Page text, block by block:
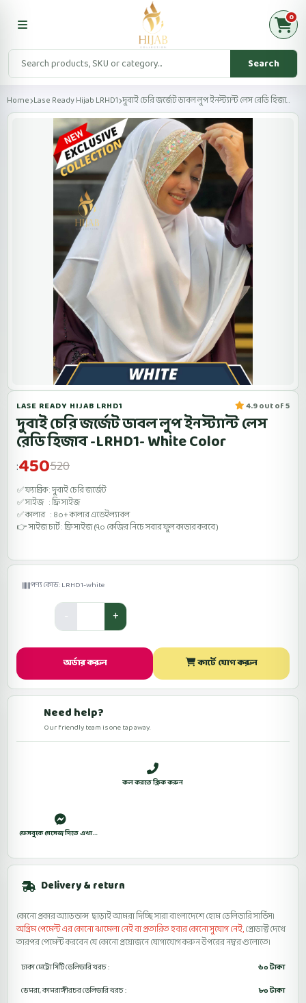
Search
0
Home Lase Ready Hijab LRHD1 দুবাই চেরি জর্জেট ডাবল লুপ ইনস্ট্যান্ট লেস রেডি হিজা...
LASE READY HIJAB LRHD1 4.9 out of 5
দুবাই চেরি জর্জেট ডাবল লুপ ইনস্ট্যান্ট লেস
রেডি হিজাব -LRHD1- White Color
:450520
✅ ফ্যাব্রিক : দুবাই চেরি জর্জেট
✅ সাইজ : ফ্রি সাইজ
✅ কালার : ৪০+ কালার এভেইল্যাবল
👉 সাইজ চার্ট : ফ্রি সাইজ (৭০ কেজির নিচে সবার ফুল কাভার করবে )
পণ্য কোড: LRHD1-white
অর্ডার করুন কার্টে যোগ করুন
Need help?
Our friendly team is one tap away.
কল করতে ক্লিক করুন
ফেসবুকে মেসেজ দিতে এখানে ক্লিক করুন।
Delivery & return
কোনো প্রকার অ্যাডভান্স ছাড়াই আমরা দিচ্ছি সারা বাংলাদেশে হোম ডেলিভারি সার্ভিস।
অগ্রিম পেমেন্ট এর কোনো ঝামেলা নেই বা প্রতারিত হবার কোনো সুযোগ নেই,প্রোডাক্ট দেখে
তারপর পেমেন্ট করবেন যে কোনো প্রয়োজনে যোগাযোগ করুন উপরের নম্বর গুলোতে।
ঢাকা মেট্রো সিটি ডেলিভারি খরচ :
৬০ টাকা
ডেমরা, কামরাঙ্গীরচর ডেলিভারি খরচ :
৮০ টাকা